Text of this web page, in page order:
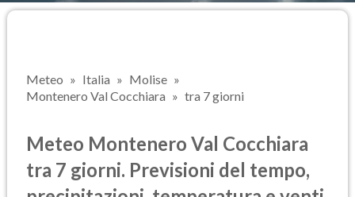
Meteo Italia
Molise
Montenero Val Cocchiara
tra 7 giorni
Meteo Montenero Val Cocchiara
tra 7 giorni. Previsioni del tempo,